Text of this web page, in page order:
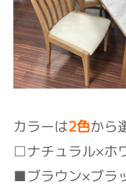
カラーは2色から
□ナチュラル×ホ
■ブラウン×ブラ